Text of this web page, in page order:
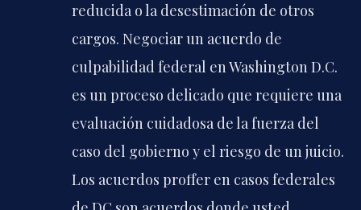
reducida o la desestimación de otros
cargos. Negociar un acuerdo de
culpabilidad federal en Washington D.C.
es un proceso delicado que requiere una
evaluación cuidadosa de la fuerza del
caso del gobierno y el riesgo de un juicio.
Los acuerdos proffer en casos federales